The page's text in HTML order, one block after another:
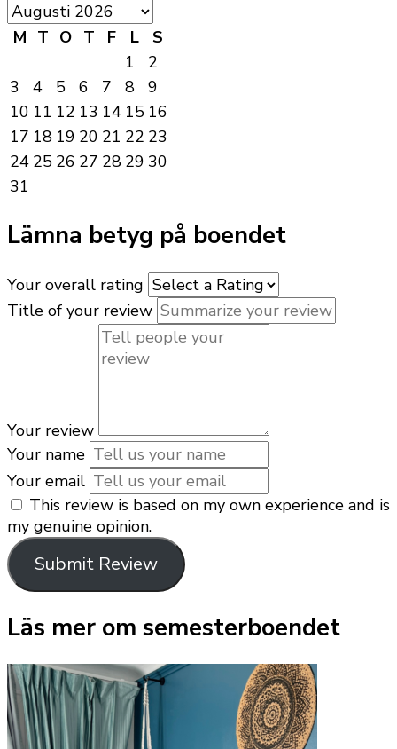
M T O T F L
S
1
2
3
4 5 6 7 8
9
10 11 12 13 14 15 16
17 18 19 20 21 22 23
24 25 26 27 28 29 30
31
Lämna betyg på boendet
Your overall rating
Title of your review
Your review
Your name
Your email
This review is based on my own experience and is
my genuine opinion.
Submit Review
Läs mer om semesterboendet